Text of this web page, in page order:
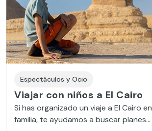
Espectáculos y Ocio
Viajar con niños a El Cairo
Si has organizado un viaje a El Cairo en
familia, te ayudamos a buscar planes